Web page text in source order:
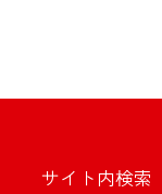
サイト内検索